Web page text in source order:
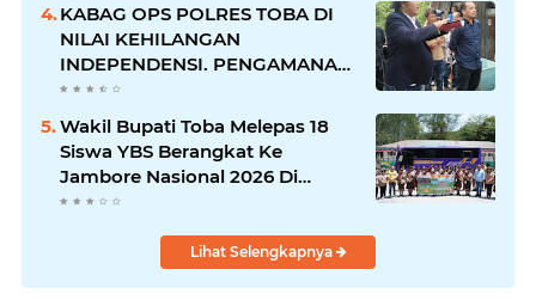
KABAG OPS POLRES TOBA DI
NILAI KEHILANGAN
INDEPENDENSI. PENGAMANAN
PENEMBOKAN TANAH DI
LAGUBOTI DAPAT SOROTAN.
Wakil Bupati Toba Melepas 18
Siswa YBS Berangkat Ke
Jambore Nasional 2026 Di
Cibubur.
Lihat Selengkapnya